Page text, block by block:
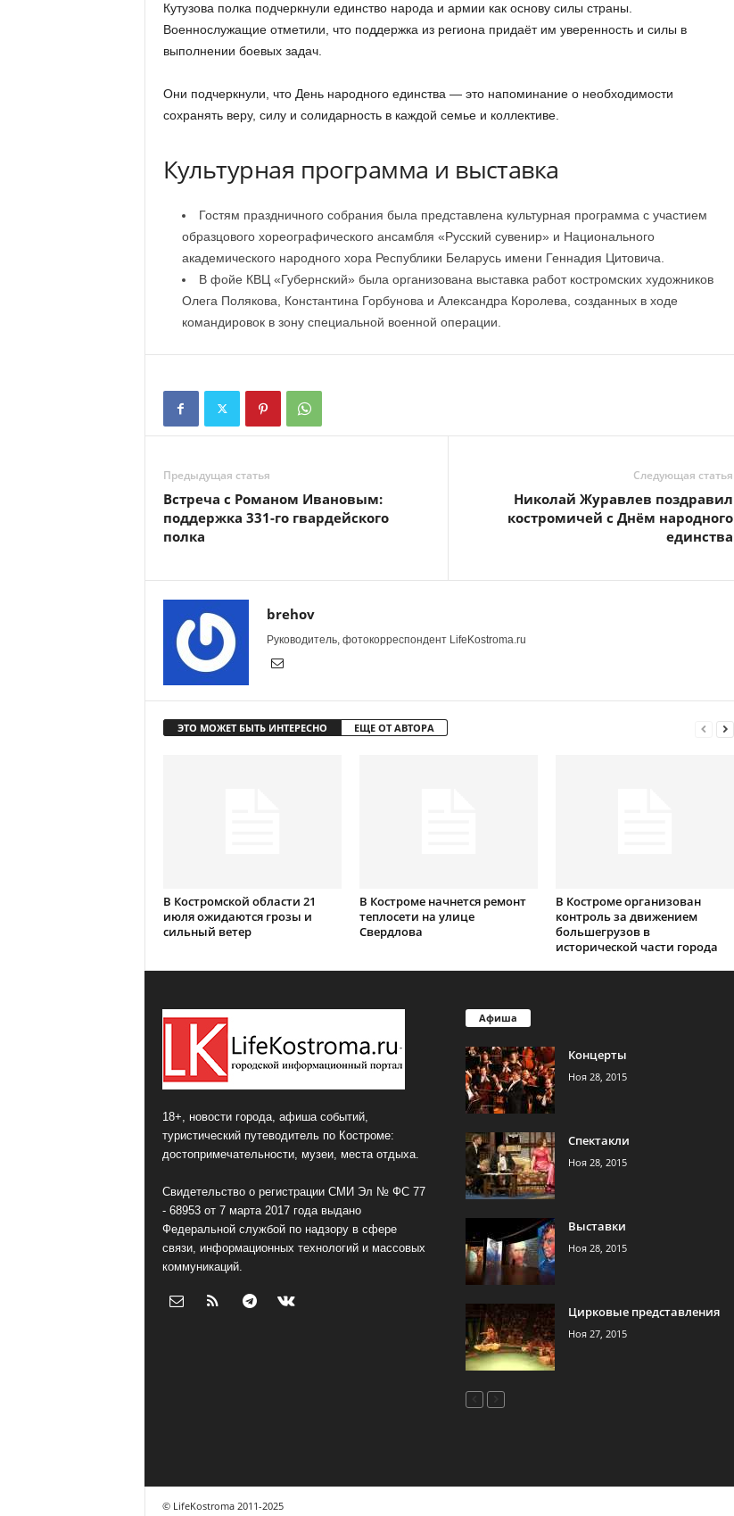
Кутузова полка подчеркнули единство народа и армии как основу силы страны.
Военнослужащие отметили, что поддержка из региона придаёт им уверенность и силы в
выполнении боевых задач.
Они подчеркнули, что День народного единства — это напоминание о необходимости
сохранять веру, силу и солидарность в каждой семье и коллективе.
Культурная программа и выставка
Гостям праздничного собрания была представлена культурная программа с участием
образцового хореографического ансамбля «Русский сувенир» и Национального
академического народного хора Республики Беларусь имени Геннадия Цитовича.
В фойе КВЦ «Губернский» была организована выставка работ костромских художников
Олега Полякова, Константина Горбунова и Александра Королева, созданных в ходе
командировок в зону специальной военной операции.
Предыдущая статья
Встреча с Романом Ивановым:
поддержка 331-го гвардейского
полка
Следующая статья
Николай Журавлев поздравил
костромичей с Днём народного
единства
brehov
Руководитель, фотокорреспондент LifeKostroma.ru
ЭТО МОЖЕТ БЫТЬ ИНТЕРЕСНО ЕЩЕ ОТ АВТОРА
В Костромской области 21
июля ожидаются грозы и
сильный ветер
В Костроме начнется ремонт
теплосети на улице
Свердлова
В Костроме организован
контроль за движением
большегрузов в
исторической части города
18+, новости города, афиша событий,
туристический путеводитель по Костроме:
достопримечательности, музеи, места отдыха.
Свидетельство о регистрации СМИ Эл № ФС 77
- 68953 от 7 марта 2017 года выдано
Федеральной службой по надзору в сфере
связи, информационных технологий и массовых
коммуникаций.
Афиша
Концерты
Ноя 28, 2015
Спектакли
Ноя 28, 2015
Выставки
Ноя 28, 2015
Цирковые представления
Ноя 27, 2015
© LifeKostroma 2011-2025